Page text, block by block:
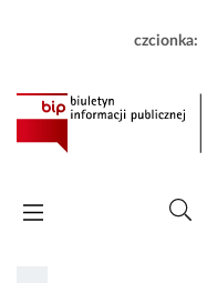
czcionka: